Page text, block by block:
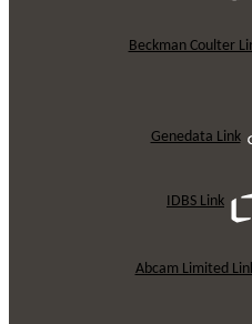
Beckman Coulter
Genedata Link
IDBS Link
Abcam Limited